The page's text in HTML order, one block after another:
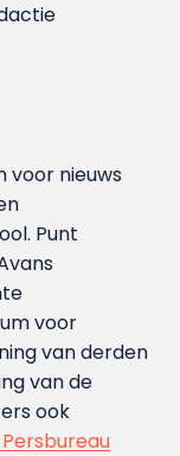
voor nieuws
Punt
voor
van derden
van de
ook